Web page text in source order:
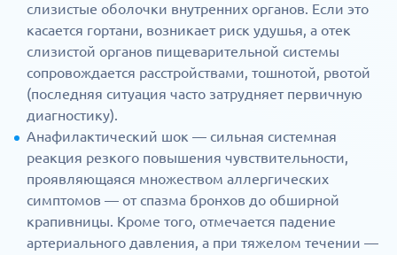
слизистые оболочки внутренних органов. Если это
касается гортани, возникает риск удушья, а отек
слизистой органов пищеварительной системы
сопровождается расстройствами, тошнотой, рвотой
(последняя ситуация часто затрудняет первичную
диагностику).
Анафилактический шок — сильная системная
реакция резкого повышения чувствительности,
проявляющаяся множеством аллергических
симптомов — от спазма бронхов до обширной
крапивницы. Кроме того, отмечается падение
артериального давления, а при тяжелом течении —